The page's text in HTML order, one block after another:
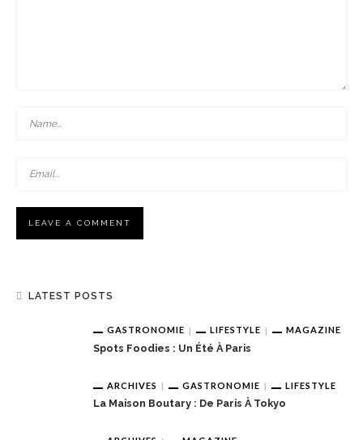
LATEST POSTS
GASTRONOMIE LIFESTYLE MAGAZINE
Spots Foodies : Un Été À Paris
ARCHIVES GASTRONOMIE LIFESTYLE
La Maison Boutary : De Paris À Tokyo